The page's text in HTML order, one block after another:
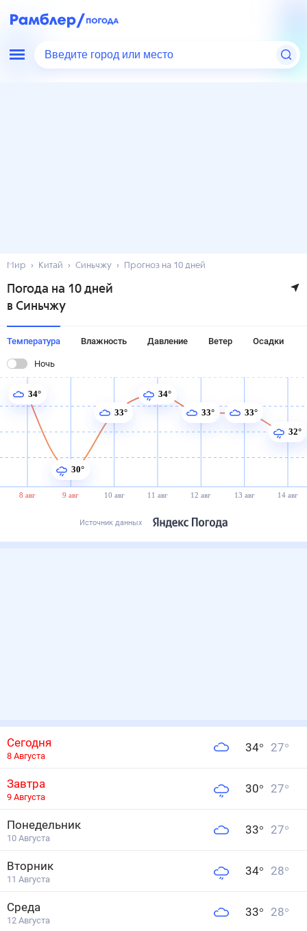
Введите город или место
Мир Китай Синьчжу Прогноз на 10 дней
Погода на 10 дней
в Синьчжу
Температура Влажность Давление Ветер Осадки
Ночь
8 авг 9 авг 10 авг 11 авг 12 авг 13 авг 14 авг
34°
30°
33°
34°
33°
33°
32°
Источник данных
Сегодня
8 Августа
34° 27°
Завтра
9 Августа
30° 27°
Понедельник
10 Августа
33° 27°
Вторник
11 Августа
34° 28°
Среда
12 Августа
33° 28°